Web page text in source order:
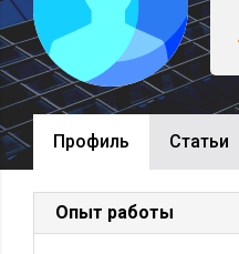
Профиль Cтатьи
Опыт работы